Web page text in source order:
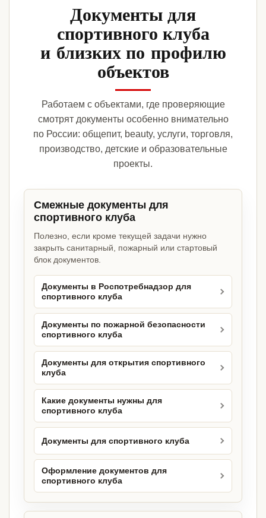
Документы для
спортивного клуба
и близких по профилю
объектов
Работаем с объектами, где проверяющие
смотрят документы особенно внимательно
по России: общепит, beauty, услуги, торговля,
производство, детские и образовательные
проекты.
Смежные документы для
спортивного клуба
Полезно, если кроме текущей задачи нужно
закрыть санитарный, пожарный или стартовый
блок документов.
Документы в Роспотребнадзор для
спортивного клуба
Документы по пожарной безопасности
спортивного клуба
Документы для открытия спортивного
клуба
Какие документы нужны для
спортивного клуба
Документы для спортивного клуба
Оформление документов для
спортивного клуба